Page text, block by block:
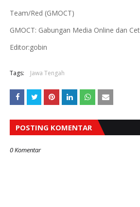
Team/Red (GMOCT)
GMOCT: Gabungan Media Online dan
Editor:gobin
Tags: Jawa Tengah
POSTING KOMENTAR
0 Komentar